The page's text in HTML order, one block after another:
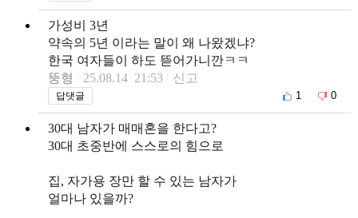
가성비 3년
약속의 5년 이라는 말이 왜 나왔겠냐?
한국 여자들이 하도 뜯어가니깐ㅋㅋ
뚱형
25.08.14 21:53 신고
답댓글 1 0
30대 남자가 매매혼을 한다고?
30대 초중반에 스스로의 힘으로
집, 자가용 장만 할 수 있는 남자가
얼마나 있을까?